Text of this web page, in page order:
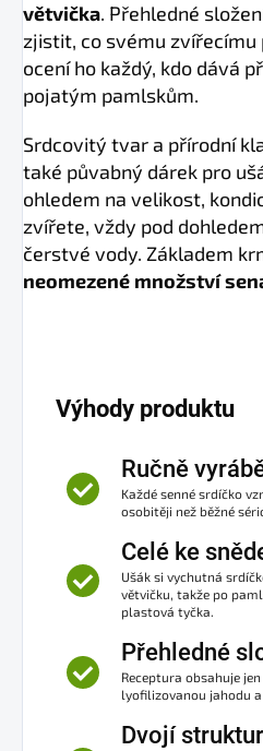
větvička. Přehledné
zjistit, co svému zvířecímu
ocení ho každý, kdo dává
pojatým pamlskům.
Srdcovitý tvar a přírodní
také půvabný dárek pro
ohledem na velikost,
zvířete, vždy pod
čerstvé vody. Základem
neomezené množství
Výhody produktu
Ručně
Každé senné srdíčko
osobitěji než běžné
Celé ke
Ušák si vychutná
větvičku, takže po
plastová tyčka.
Přehledné
Receptura obsahuje
lyofilizovanou jahodu
Dvojí